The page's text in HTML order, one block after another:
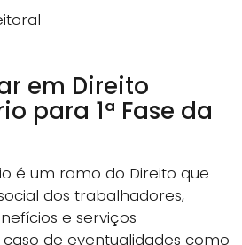
em Direito
para 1ª Fase da
é um ramo do Direito que
dos trabalhadores,
e serviços
de eventualidades como